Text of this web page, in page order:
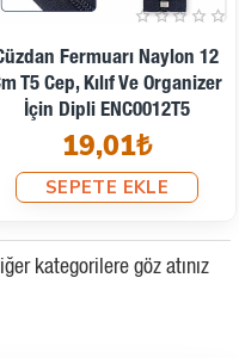
Fermuarı Naylon 12
T5 Cep, Kılıf Ve Organizer
İçin Dipli ENC0012T5
19,01₺
SEPETE EKLE
kategorilere göz atınız